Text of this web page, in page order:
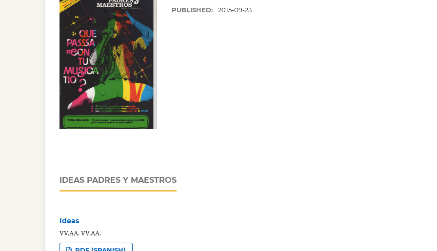
PUBLISHED: 2015-09-23
IDEAS PADRES Y MAESTROS
Ideas
VV.AA. VV.AA.